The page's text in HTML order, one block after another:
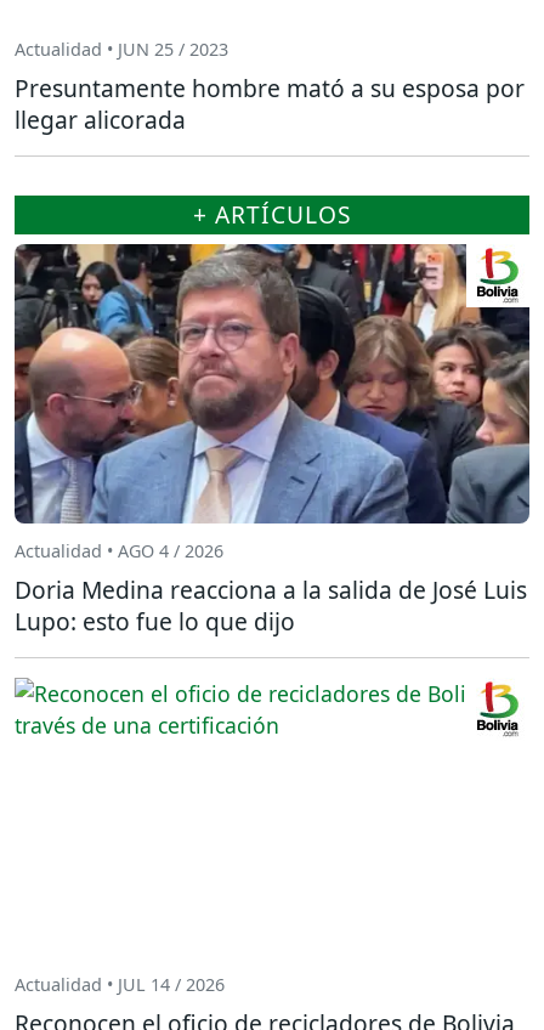
Actualidad • JUN 25 / 2023
Presuntamente hombre mató a su esposa por
llegar alicorada
+ ARTÍCULOS
Actualidad • AGO 4 / 2026
Doria Medina reacciona a la salida de José Luis
Lupo: esto fue lo que dijo
Actualidad • JUL 14 / 2026
Reconocen el oficio de recicladores de Bolivia